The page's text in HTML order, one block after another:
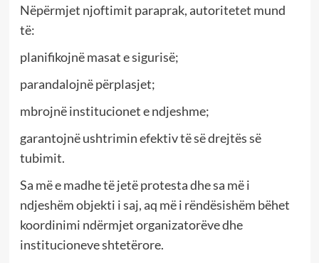
Nëpërmjet njoftimit paraprak, autoritetet mund
të:
planifikojnë masat e sigurisë;
parandalojnë përplasjet;
mbrojnë institucionet e ndjeshme;
garantojnë ushtrimin efektiv të së drejtës së
tubimit.
Sa më e madhe të jetë protesta dhe sa më i
ndjeshëm objekti i saj, aq më i rëndësishëm bëhet
koordinimi ndërmjet organizatorëve dhe
institucioneve shtetërore.